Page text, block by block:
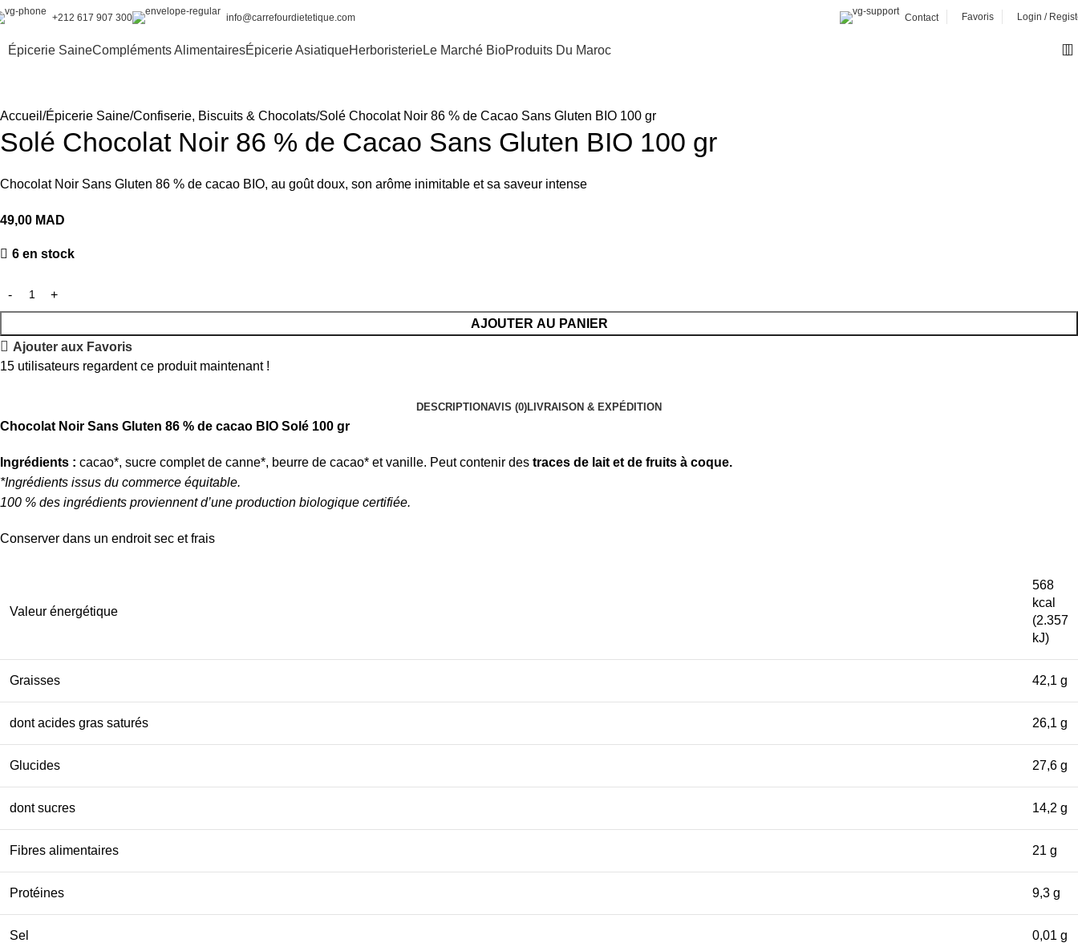
+212 617 907 300 info@carrefourdietetique.com Contact Favoris Login /
Épicerie SaineCompléments AlimentairesÉpicerie AsiatiqueHerboristerieLe Marché BioProduits Du Maroc
Accueil Épicerie Saine Confiserie, Biscuits & Chocolats Solé Chocolat Noir 86 % de Cacao Sans Gluten BIO 100 gr
Solé Chocolat Noir 86 % de Cacao Sans Gluten BIO 100 gr
Chocolat Noir Sans Gluten 86 % de cacao BIO, au goût doux, son arôme inimitable et sa saveur intense
49,00 MAD
6 en stock
AJOUTER AU PANIER
Ajouter aux Favoris
15 utilisateurs regardent ce produit maintenant !
DESCRIPTIONAVIS (0)LIVRAISON & EXPÉDITION
Chocolat Noir Sans Gluten 86 % de cacao BIO Solé 100 gr
Ingrédients : cacao*, sucre complet de canne*, beurre de cacao* et vanille. Peut contenir des traces de lait et de fruits à coque.
*Ingrédients issus du commerce équitable.
100 % des ingrédients proviennent d’une production biologique certifiée.
Conserver dans un endroit sec et frais
Valeur énergétique
568
kcal
(2.357
kJ)
Graisses 42,1 g
dont acides gras saturés 26,1 g
Glucides 27,6 g
dont sucres 14,2 g
Fibres alimentaires 21 g
Protéines 9,3 g
Sel 0,01 g